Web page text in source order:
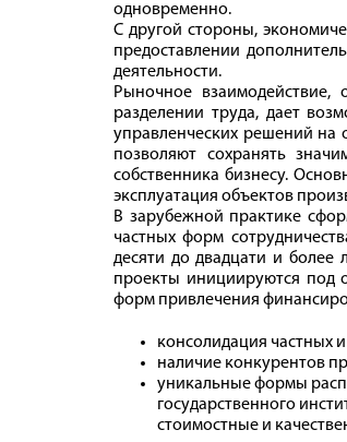
одновременно.
С другой стороны,
предоставлении
деятельности.
Рыночное взаимодействие,
разделении труда, дает
управленческих решений
позволяют сохранять
собственника бизнесу.
эксплуатация объектов
В зарубежной практике
частных форм
десяти до двадцати и более
проекты инициируются под
форм привлечения
консолидация частных
наличие конкурентов
уникальные формы
государственного
стоимостные и